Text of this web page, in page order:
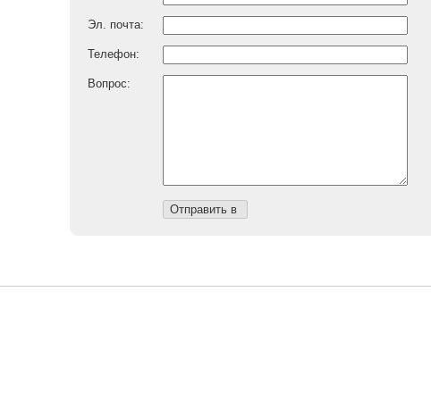
Эл. почта:
Телефон:
Вопрос: